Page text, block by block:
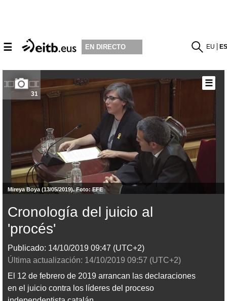
☰ EN DIRECTO EU
31
Mireya Boya (13/05/2019). Foto: EFE
Cronología del juicio al
'procés'
Publicado: 14/10/2019 09:47 (UTC+2)
Última actualización: 14/10/2019 09:57 (UTC+2)
El 12 de febrero de 2019 arrancan las declaraciones
en el juicio contra los líderes del proceso
☰